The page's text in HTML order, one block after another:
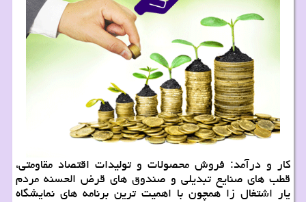
کار و درآمد: فروش محصولات و تولیدات اقتصاد مقاومتی،
قطب های صنایع تبدیلی و صندوق های قرض الحسنه مردم
یار اشتغال زا همچون با اهمیت ترین برنامه های نمایشگاه